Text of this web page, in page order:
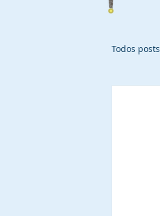
Todos posts